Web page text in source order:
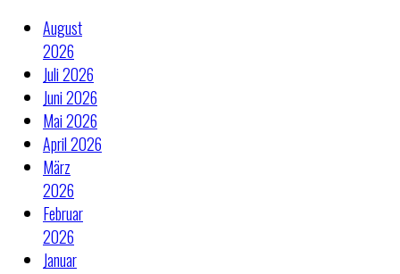
August
2026
Juli 2026
Juni 2026
Mai 2026
April 2026
März
2026
Februar
2026
Januar